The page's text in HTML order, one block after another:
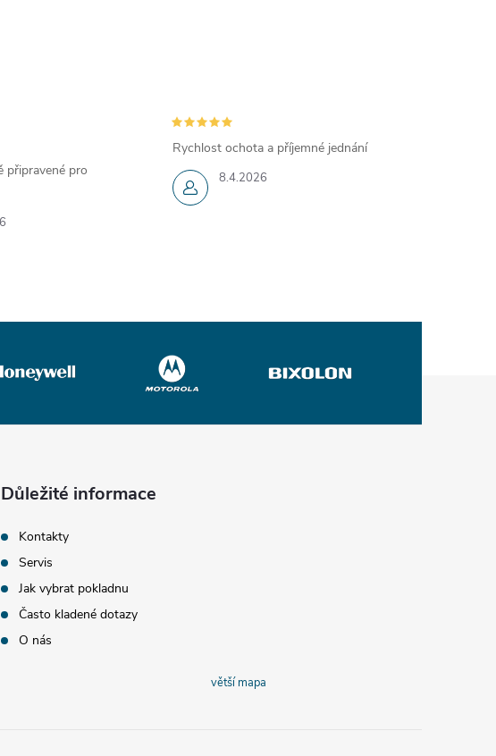
připravené pro
8.4.2026
Rychlost ochota a příjemné jednání
Důležité informace
Kontakty
Servis
Jak vybrat pokladnu
Často kladené dotazy
O nás
větší mapa